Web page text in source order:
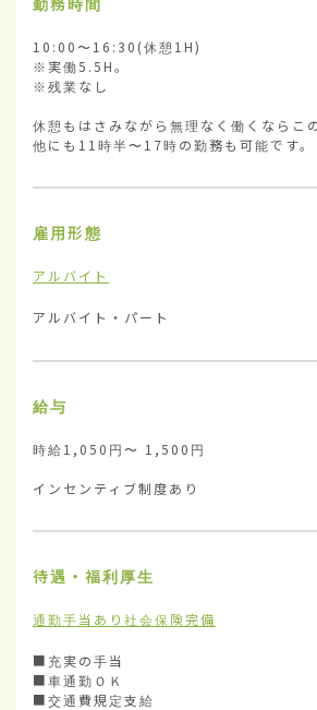
10:00〜16:30(休憩1H)
※実働5.5H。
※残業なし
休憩もはさみながら無理なく働くならこ
他にも11時半〜17時の勤務も可能です。
雇用形態
アルバイト
アルバイト・パート
給与
時給1,050円〜 1,500円
インセンティブ制度あり
待遇・福利厚生
通勤手当あり 社会保険完備
■充実の手当
■車通勤ＯＫ
■交通費規定支給